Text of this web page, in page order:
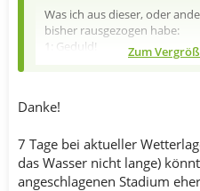
Was ich aus dieser, oder
bisher rausgezogen habe:
1: Geduld!
Rasensaat wächst erst ab
4:Wassergabe konsequent
Ich hau dich gleich!
Zum
Danke!
7 Tage bei aktueller
das Wasser nicht lange)
angeschlagenen Stadium